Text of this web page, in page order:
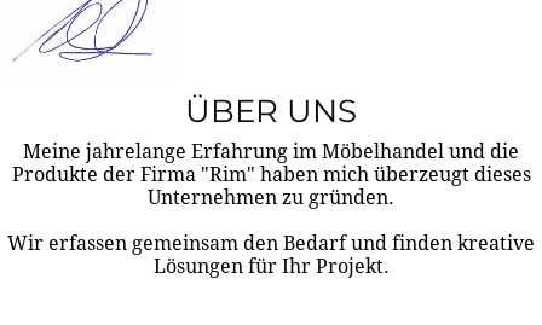
ÜBER UNS
Meine jahrelange Erfahrung im Möbelhandel und die
Produkte der Firma "Rim" haben mich überzeugt dieses
Unternehmen zu gründen.
Wir erfassen gemeinsam den Bedarf und finden kreative
Lösungen für Ihr Projekt.